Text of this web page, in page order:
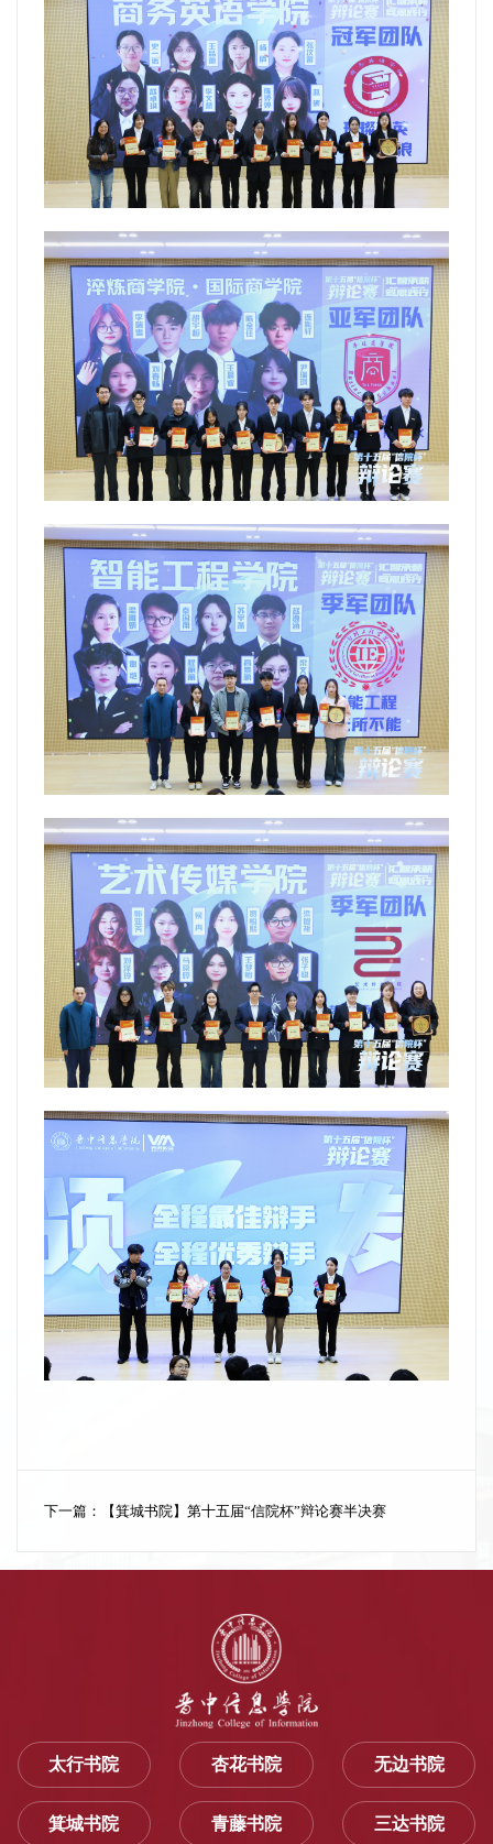
下一篇： 【箕城书院】第十五届“信院杯”辩论赛半决赛
太行书院 杏花书院 无边书院
箕城书院 青藤书院 三达书院